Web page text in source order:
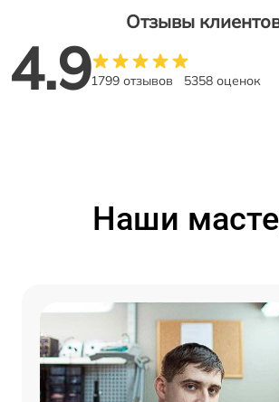
Отзывы
4.91799 отзывов 5358 оценок
Наши